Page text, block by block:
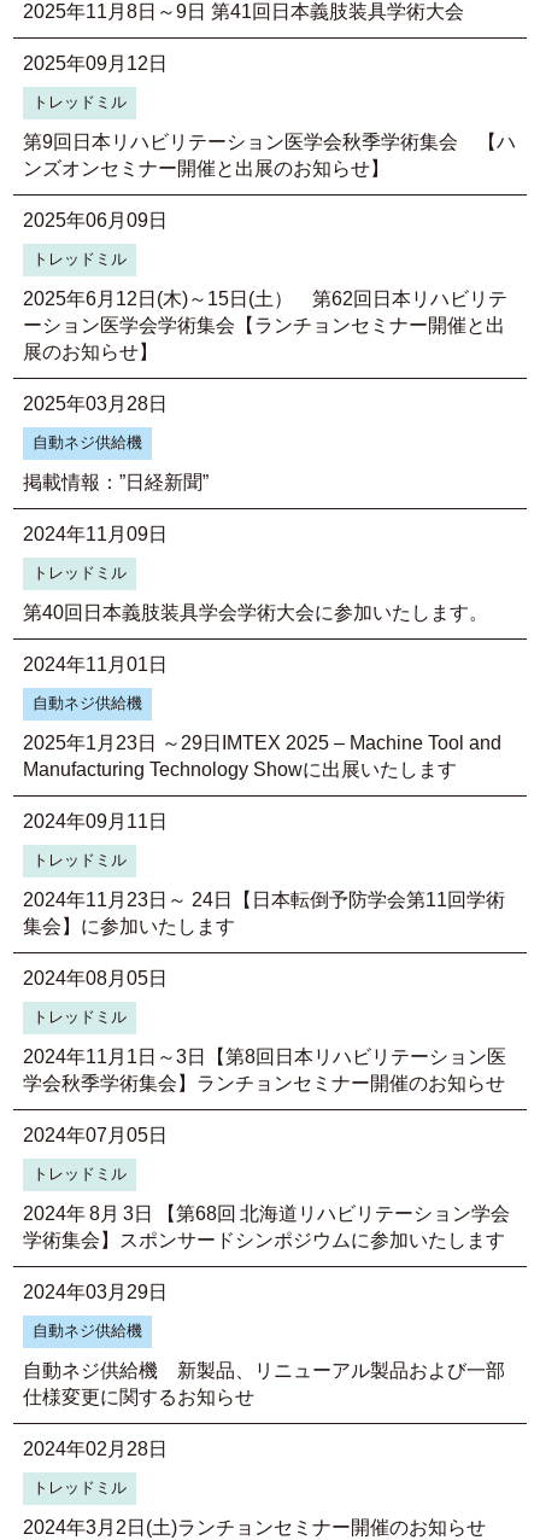
2025年11月8日～9日 第41回日本義肢装具学術大会
2025年09月12日
トレッドミル
第9回日本リハビリテーション医学会秋季学術集会 【ハ
ンズオンセミナー開催と出展のお知らせ】
2025年06月09日
トレッドミル
2025年6月12日(木)～15日(土） 第62回日本リハビリテ
ーション医学会学術集会【ランチョンセミナー開催と出
展のお知らせ】
2025年03月28日
自動ネジ供給機
掲載情報：”日経新聞”
2024年11月09日
トレッドミル
第40回日本義肢装具学会学術大会に参加いたします。
2024年11月01日
自動ネジ供給機
2025年1月23日 ～29日IMTEX 2025 – Machine Tool and
Manufacturing Technology Showに出展いたします
2024年09月11日
トレッドミル
2024年11月23日～ 24日【日本転倒予防学会第11回学術
集会】に参加いたします
2024年08月05日
トレッドミル
2024年11月1日～3日【第8回日本リハビリテーション医
学会秋季学術集会】ランチョンセミナー開催のお知らせ
2024年07月05日
トレッドミル
2024年 8月 3日 【第68回 北海道リハビリテーション学会
学術集会】スポンサードシンポジウムに参加いたします
2024年03月29日
自動ネジ供給機
自動ネジ供給機 新製品、リニューアル製品および一部
仕様変更に関するお知らせ
2024年02月28日
トレッドミル
2024年3月2日(土)ランチョンセミナー開催のお知らせ